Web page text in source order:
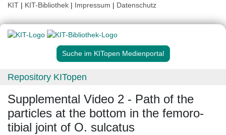
KIT | KIT-Bibliothek | Impressum | Datenschutz
Suche im KITopen Medienportal
Repository KITopen
Supplemental Video 2 - Path of the
particles at the bottom in the femoro-
tibial joint of O. sulcatus